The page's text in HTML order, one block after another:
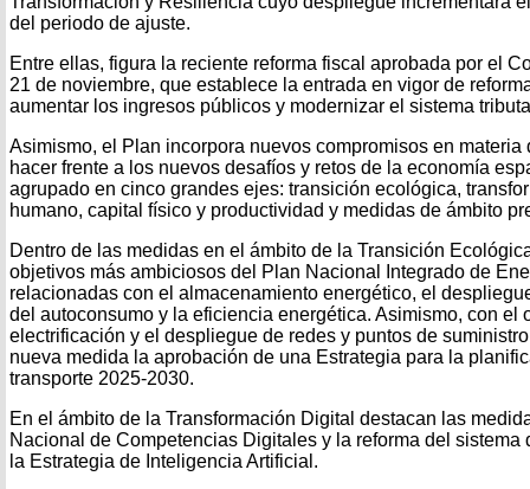
del periodo de ajuste.
Entre ellas, figura la reciente reforma fiscal aprobada por el
21 de noviembre, que establece la entrada en vigor de
aumentar los ingresos públicos y modernizar el sistema
Asimismo, el Plan incorpora nuevos compromisos en
hacer frente a los nuevos desafíos y retos de la economía
agrupado en cinco grandes ejes: transición ecológica,
humano, capital físico y productividad y medidas de ámbito
Dentro de las medidas en el ámbito de la Transición
objetivos más ambiciosos del Plan Nacional Integrado de
relacionadas con el almacenamiento energético, el
del autoconsumo y la eficiencia energética. Asimismo, con el
electrificación y el despliegue de redes y puntos de
nueva medida la aprobación de una Estrategia para la
transporte 2025-2030.
En el ámbito de la Transformación Digital destacan las
Nacional de Competencias Digitales y la reforma del sistema
la Estrategia de Inteligencia Artificial.